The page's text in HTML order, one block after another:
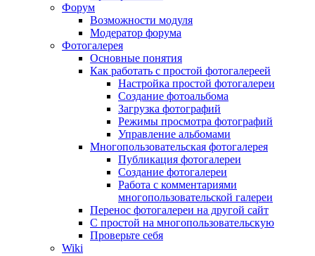
Форум
Возможности модуля
Модератор форума
Фотогалерея
Основные понятия
Как работать с простой фотогалереей
Настройка простой фотогалереи
Создание фотоальбома
Загрузка фотографий
Режимы просмотра фотографий
Управление альбомами
Многопользовательская фотогалерея
Публикация фотогалереи
Создание фотогалереи
Работа с комментариями
многопользовательской галереи
Перенос фотогалереи на другой сайт
С простой на многопользовательскую
Проверьте себя
Wiki